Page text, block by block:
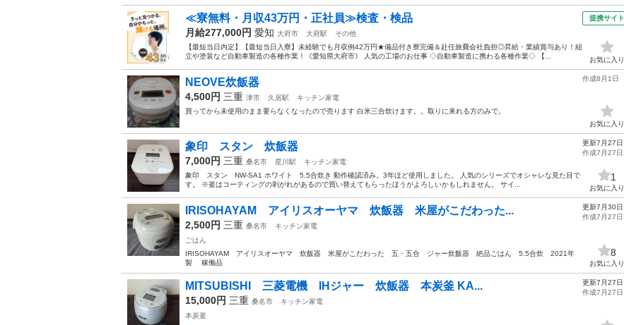
≪寮無料・月収43万円・正社員≫検査・検品
月給277,000円 愛知 大府市 大府駅
その他
【最短当日内定】【最短当日入寮】未経験でも月収例42万円★備品付き寮完備＆赴任旅費会社負担◎昇給・業績賞与あり！組
立や塗装など自動車製造の各種作業！《愛知県大府市》 人気の工場のお仕事 ◇自動車製造に携わる各種作業◇ 【...
提携サイト
お気に入り
NEOVE炊飯器
4,500円 三重 津市 久居駅
キッチン家電
買ってから未使用のまま要らなくなったので売ります 白米三合炊けます。。取りに来れる方のみで。
作成8月1日
お気に入り
象印 スタン 炊飯器
7,000円 三重 桑名市 星川駅
キッチン家電
象印 スタン NW-SA1 ホワイト 5.5合炊き 動作確認済み。3年ほど使用しました。 人気のシリーズでオシャレな見た目で
す。 ※釜はコーティングの剥がれがあるので買い替えてもらったほうがよろしいかもしれません。 サイ...
更新7月27日
作成7月27日
1
お気に入り
IRISOHAYAM アイリスオーヤマ 炊飯器 米屋がこだわった...
2,500円 三重 桑名市
キッチン家電
ごはん
IRISOHAYAM アイリスオーヤマ 炊飯器 米屋がこだわった 五・五合 ジャー炊飯器 絶品ごはん 5.5合炊 2021年
製 稼働品
更新7月30日
作成7月27日
8
お気に入り
MITSUBISHI 三菱電機 IHジャー 炊飯器 本炭釜 KA...
15,000円 三重 桑名市
キッチン家電
本炭釜
更新7月27日
作成7月27日